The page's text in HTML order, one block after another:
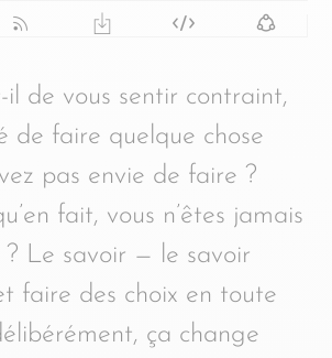
il de vous sentir contraint,
de faire quelque chose
pas envie de faire ?
fait, vous n’êtes jamais
Le savoir — le savoir
faire des choix en toute
ça change